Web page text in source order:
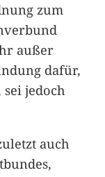
zum
außer
dafür,
jedoch
auch